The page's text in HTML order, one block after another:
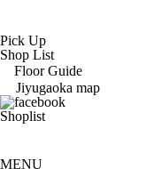
Pick Up
Shop List
Floor Guide
Jiyugaoka map
Shoplist
MENU